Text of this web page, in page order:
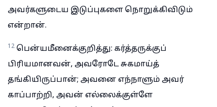
அவர்களுடைய இடுப்புகளை நொறுக்கிவிடும்
என்றான்.
12 பென்யமீனைக்குறித்து: கர்த்தருக்குப்
பிரியமானவன், அவரோடே சுகமாய்த்
தங்கியிருப்பான்; அவனை எந்நாளும் அவர்
காப்பாற்றி, அவன் எல்லைக்குள்ளே